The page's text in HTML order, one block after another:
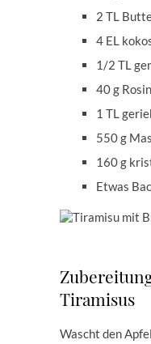
2 TL
4 EL
1/2 TL
40 g
1 TL
550 g
160 g
Etwas
Tiramisus
Wascht den